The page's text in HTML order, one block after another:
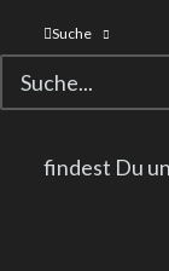
Suche
SADNESS,
FLAMMEN,
findest Du